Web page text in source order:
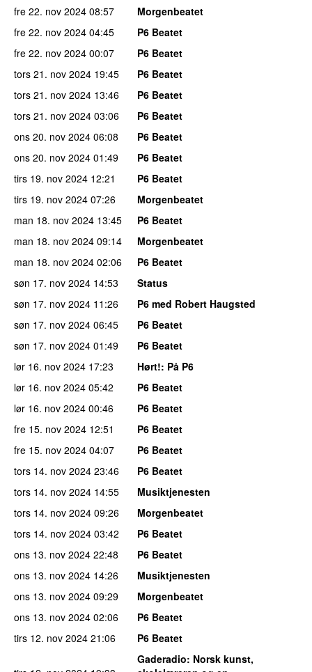
fre 22. nov 2024 08:57
Morgenbeatet
fre 22. nov 2024 04:45
P6 Beatet
fre 22. nov 2024 00:07
P6 Beatet
tors 21. nov 2024 19:45
P6 Beatet
tors 21. nov 2024 13:46
P6 Beatet
tors 21. nov 2024 03:06
P6 Beatet
ons 20. nov 2024 06:08
P6 Beatet
ons 20. nov 2024 01:49
P6 Beatet
tirs 19. nov 2024 12:21
P6 Beatet
tirs 19. nov 2024 07:26
Morgenbeatet
man 18. nov 2024 13:45
P6 Beatet
man 18. nov 2024 09:14
Morgenbeatet
man 18. nov 2024 02:06
P6 Beatet
søn 17. nov 2024 14:53
Status
søn 17. nov 2024 11:26
P6 med Robert Haugsted
søn 17. nov 2024 06:45
P6 Beatet
søn 17. nov 2024 01:49
P6 Beatet
lør 16. nov 2024 17:23 Hørt!: På P6
lør 16. nov 2024 05:42
P6 Beatet
lør 16. nov 2024 00:46
P6 Beatet
fre 15. nov 2024 12:51
P6 Beatet
fre 15. nov 2024 04:07
P6 Beatet
tors 14. nov 2024 23:46
P6 Beatet
tors 14. nov 2024 14:55
Musiktjenesten
tors 14. nov 2024 09:26
Morgenbeatet
tors 14. nov 2024 03:42
P6 Beatet
ons 13. nov 2024 22:48
P6 Beatet
ons 13. nov 2024 14:26
Musiktjenesten
ons 13. nov 2024 09:29
Morgenbeatet
ons 13. nov 2024 02:06
P6 Beatet
tirs 12. nov 2024 21:06 P6 Beatet
Gaderadio: Norsk kunst,